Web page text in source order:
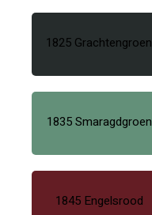
1825 Grachtengroen
1835 Smaragdgroen
1845 Engelsrood